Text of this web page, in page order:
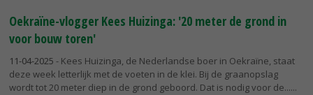
Oekraïne-vlogger Kees Huizinga: '20 meter de grond in
voor bouw toren'
11-04-2025 - Kees Huizinga, de Nederlandse boer in Oekraïne, staat
deze week letterlijk met de voeten in de klei. Bij de graanopslag
wordt tot 20 meter diep in de grond geboord. Dat is nodig voor de...